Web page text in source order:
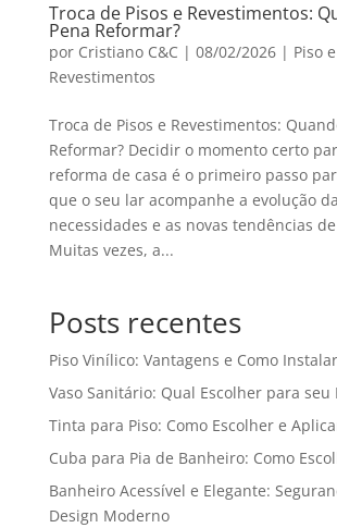
Troca de Pisos e Revestimentos:
Pena Reformar?
por Cristiano C&C | 08/02/2026| Piso e
Revestimentos
Troca de Pisos e Revestimentos:
Reformar? Decidir o momento certo
reforma de casa é o primeiro passo
que o seu lar acompanhe a evolução
necessidades e as novas tendências
Muitas vezes, a...
Posts recentes
Piso Vinílico: Vantagens e Como Instalar
Vaso Sanitário: Qual Escolher para seu
Tinta para Piso: Como Escolher e
Cuba para Pia de Banheiro: Como
Banheiro Acessível e Elegante:
Design Moderno